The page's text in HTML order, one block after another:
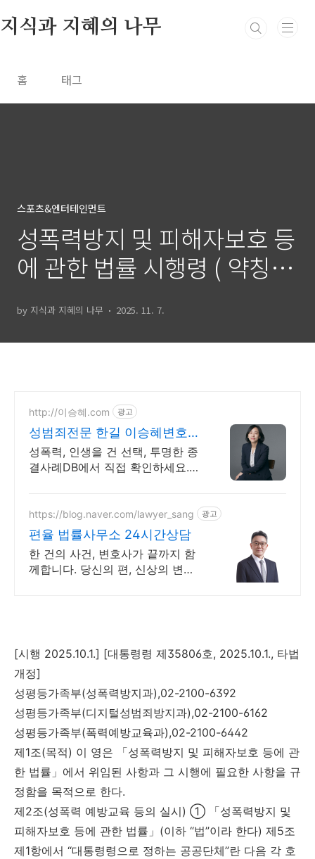
지식과 지혜의 나무
홈 태그
스포츠&엔터테인먼트
성폭력방지 및 피해자보호 등
에 관한 법률 시행령 ( 약칭:
by 지식과 지혜의 나무 2025. 11. 7.
http://이승혜.com 광고
성범죄전문 한길 이승혜변호사
성범죄 분야에 집중합니다
성폭력, 인생을 건 선택, 투명한 종
결사례DB에서 직접 확인하세요.
https://blog.naver.com/lawyer_sang 광고
편율 법률사무소 24시간상담
한 건의 사건, 변호사가 끝까지 함
께합니다. 당신의 편, 신상의 변호
[시행 2025.10.1.] [대통령령 제35806호, 2025.10.1., 타법
개정]
성평등가족부(성폭력방지과),02-2100-6392
성평등가족부(디지털성범죄방지과),02-2100-6162
성평등가족부(폭력예방교육과),02-2100-6442
제1조(목적) 이 영은 「성폭력방지 및 피해자보호 등에 관
한 법률」에서 위임된 사항과 그 시행에 필요한 사항을 규
정함을 목적으로 한다.
제2조(성폭력 예방교육 등의 실시) ① 「성폭력방지 및
피해자보호 등에 관한 법률」(이하 “법”이라 한다) 제5조
제1항에서 “대통령령으로 정하는 공공단체”란 다음 각 호